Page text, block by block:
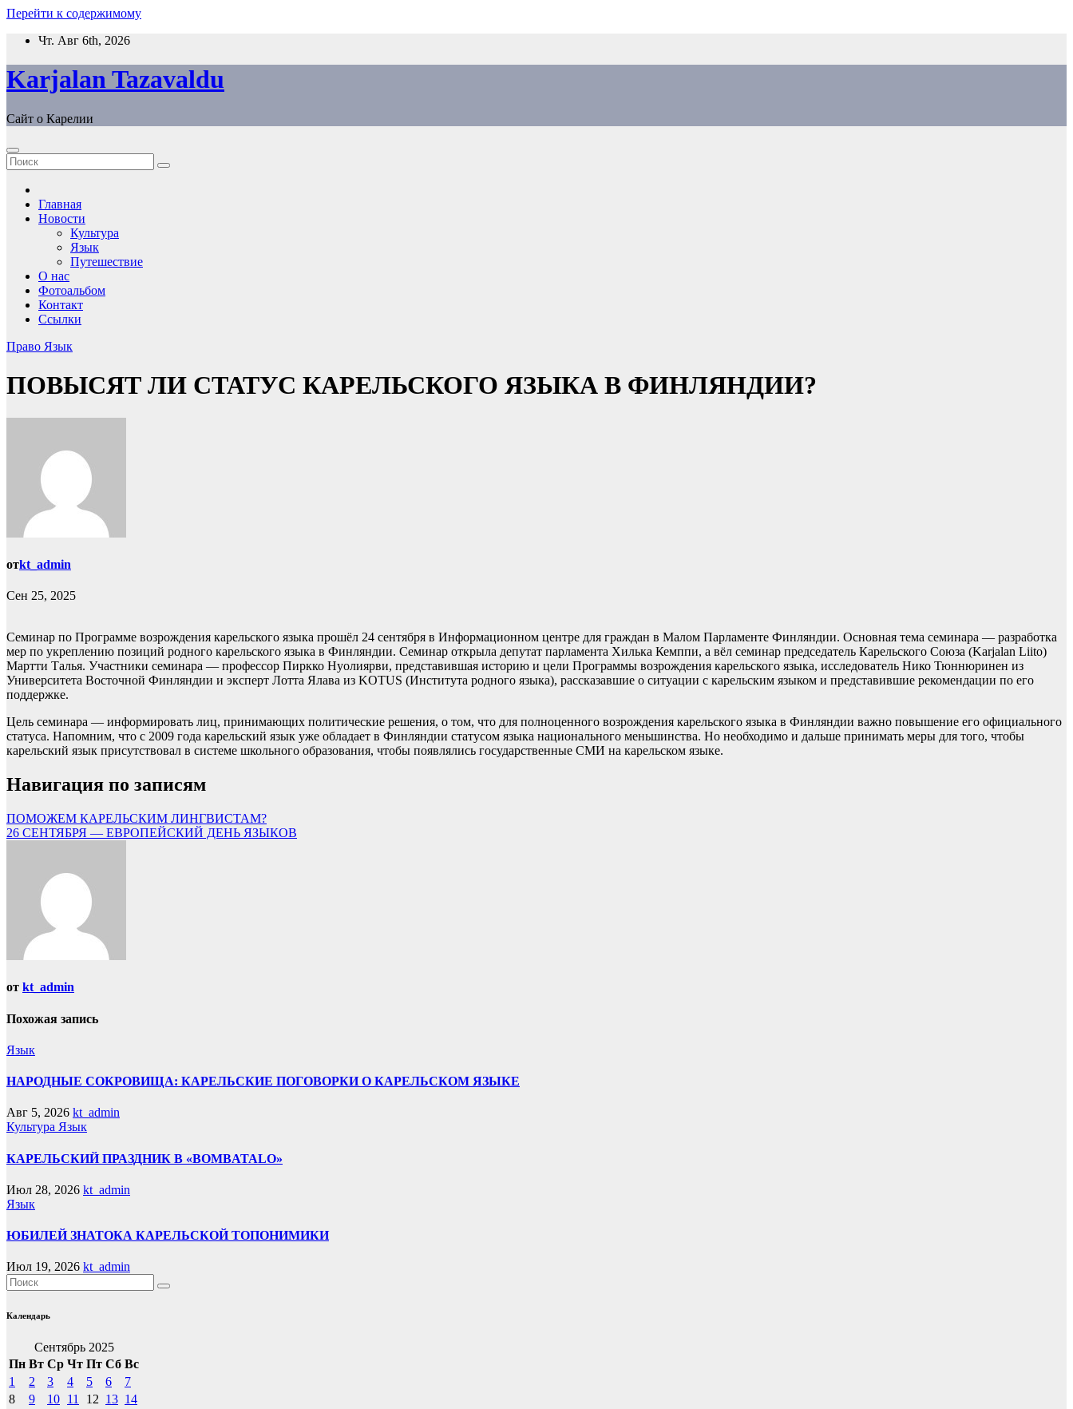
Перейти к содержимому
Чт. Авг 6th, 2026
Karjalan Tazavaldu
Сайт о Карелии
Главная
Новости
Культура
Язык
Путешествие
О нас
Фотоальбом
Контакт
Ссылки
Право Язык
ПОВЫСЯТ ЛИ СТАТУС КАРЕЛЬСКОГО ЯЗЫКА В ФИНЛЯНДИИ?
отkt_admin
Сен 25, 2025
Семинар по Программе возрождения карельского языка прошёл 24 сентября в Информационном центре для граждан в Малом Парламенте Финляндии. Основная тема семинара — разработка
мер по укреплению позиций родного карельского языка в Финляндии. Семинар открыла депутат парламента Хилька Кемппи, а вёл семинар председатель Карельского Союза (Karjalan Liito)
Мартти Талья. Участники семинара — профессор Пиркко Нуолиярви, представившая историю и цели Программы возрождения карельского языка, исследователь Нико Тюннюринен из
Университета Восточной Финляндии и эксперт Лотта Ялава из KOTUS (Института родного языка), рассказавшие о ситуации с карельским языком и представившие рекомендации по его
поддержке.
Цель семинара — информировать лиц, принимающих политические решения, о том, что для полноценного возрождения карельского языка в Финляндии важно повышение его официального
статуса. Напомним, что с 2009 года карельский язык уже обладает в Финляндии статусом языка национального меньшинства. Но необходимо и дальше принимать меры для того, чтобы
карельский язык присутствовал в системе школьного образования, чтобы появлялись государственные СМИ на карельском языке.
Навигация по записям
ПОМОЖЕМ КАРЕЛЬСКИМ ЛИНГВИСТАМ?
26 СЕНТЯБРЯ — ЕВРОПЕЙСКИЙ ДЕНЬ ЯЗЫКОВ
от kt_admin
Похожая запись
Язык
НАРОДНЫЕ СОКРОВИЩА: КАРЕЛЬСКИЕ ПОГОВОРКИ О КАРЕЛЬСКОМ ЯЗЫКЕ
Авг 5, 2026 kt_admin
Культура Язык
КАРЕЛЬСКИЙ ПРАЗДНИК В «BOMBATALO»
Июл 28, 2026 kt_admin
Язык
ЮБИЛЕЙ ЗНАТОКА КАРЕЛЬСКОЙ ТОПОНИМИКИ
Июл 19, 2026 kt_admin
Календарь
Сентябрь 2025
Пн Вт Ср Чт Пт Сб Вс
1
2 3 4 5 6
7
8
9 10 11 12 13 14